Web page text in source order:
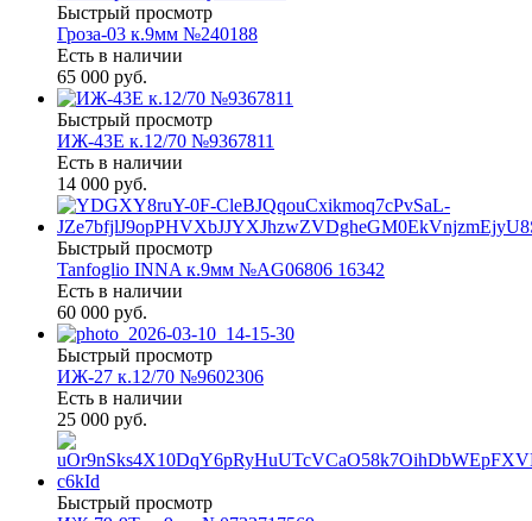
Быстрый просмотр
Гроза-03 к.9мм №240188
Есть в наличии
65 000 руб.
Быстрый просмотр
ИЖ-43Е к.12/70 №9367811
Есть в наличии
14 000 руб.
Быстрый просмотр
Tanfoglio INNA к.9мм №AG06806 16342
Есть в наличии
60 000 руб.
Быстрый просмотр
ИЖ-27 к.12/70 №9602306
Есть в наличии
25 000 руб.
Быстрый просмотр